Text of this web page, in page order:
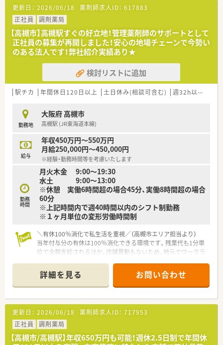
■40代から60代のベテランスタッフが多く在籍しており、落ち
着いた大人の雰囲気がある職場です。
■和気あいあいとした環境で人間関係も良好であり、困ったこと
があればすぐに相談できる体制です。
■最先端の調剤システムや患者情報管理システムを導入し、業務
効率化と安全性を高めています。
【こんな取り組みをしています】
■処方箋枚数に対して多めの薬剤師を配置することで、一人当た
りの業務負担を軽減しています。
識のアップデートを支援しています。
■患者様ファーストの理念に基づき、地域の方々に愛される薬局
づくりに取り組んでいます。
更新日： 2026/06/18 薬剤師求人ID： 617883
正社員
調剤薬局
【高槻市】高槻駅すぐの好立地！管理薬剤師のサポートとして
正社員の募集が再開しました！安心の地場チェーンで今勢い
のある法人です！弊社紹介実績あり★
検討リストに追加
駅チカ 年間休日120日以上 土日休み(相談可含む) 週32h以上
勤務地
大阪府 高槻市
高槻駅 (JR東海道本線)
給与
年収450万円～550万円
月給250,000円～450,000円
※経験・勤務時間等を考慮いたします
勤務
時間
月火木金 9:00～19:30
水土 9:00～13:00
※休憩 実働6時間超の場合45分、実働8時間超の場合
60分
※上記時間内で週40時間以内のシフト制勤務
※１ヶ月単位の変形労働時間制
＼有休100％消化で私生活を重視／（高槻市エリア担当より）
当年付与分の有休は100％消化できる環境です。残業代も1分単
位で全額支給されるほか、店舗異動もないため、地元でワークラ
＊------------------------------------------＊
【店舗情報と応需状況について】
■JR東海道本線の高槻駅から自転車で2分ほどに位置しており、
阪急高槻市駅からも近く2WAYアクセスが可能な好立地です。
■2023年5月に開局した非常に綺麗な店舗で、入居するマンショ
ンも含めて清潔感があり広々とした待合室が自慢の薬局です。
■主に循環器内科や小児科のほか整形外科、歯科の処方箋を1日
平均70枚から80枚ほど応需しており、整理整頓が徹底されてい
ます。
詳細を見る お問い合わせ
更新日： 2026/06/18 薬剤師求人ID： 717953
正社員
調剤薬局
【高槻市/高槻駅】年収650万円も可能！週休2.5日制で年間休